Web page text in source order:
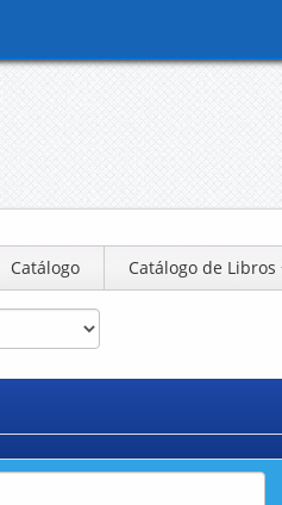
Catálogo Catálogo de Libros